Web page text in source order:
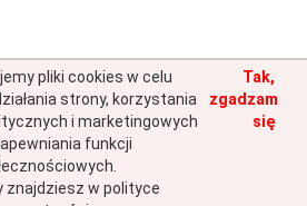
pliki cookies w celu
strony, korzystania
i marketingowych
funkcji
znajdziesz w polityce
Tak,
zgadzam
się